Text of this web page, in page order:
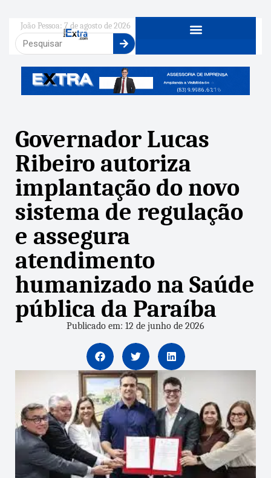
João Pessoa: 7 de agosto de 2026
Governador Lucas
Ribeiro autoriza
implantação do novo
sistema de regulação
e assegura
atendimento
humanizado na Saúde
pública da Paraíba
Publicado em: 12 de junho de 2026